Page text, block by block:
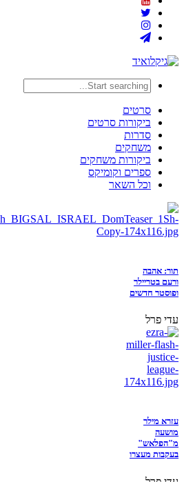
סרטים
ביקורות סרטים
סדרות
משחקים
ביקורות משחקים
ספרים וקומיקס
וכל השאר
תור: אהבה
ורעם בטריילר
ופוסטר חדשים
עדי פרל
עזרא מילר
מושעה
מ"הפלאש"
בעקבות מעצרו